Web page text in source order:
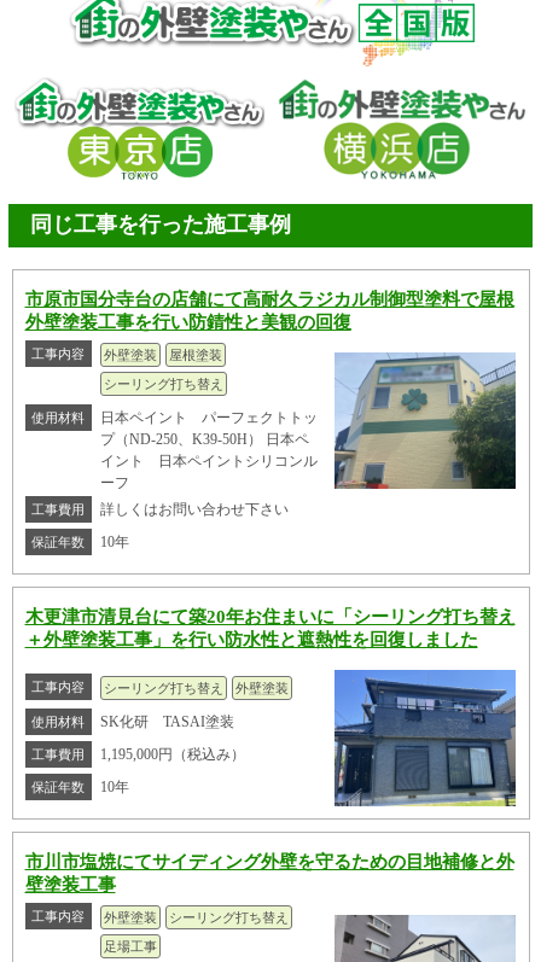
同じ工事を行った施工事例
市原市国分寺台の店舗にて高耐久ラジカル制御型塗料で屋根
外壁塗装工事を行い防錆性と美観の回復
工事内容 外壁塗装
屋根塗装
シーリング打ち替え
使用材料
日本ペイント パーフェクトトッ
プ（ND-250、K39-50H） 日本ペ
イント 日本ペイントシリコンル
ーフ
工事費用 詳しくはお問い合わせ下さい
保証年数 10年
木更津市清見台にて築20年お住まいに「シーリング打ち替え
＋外壁塗装工事」を行い防水性と遮熱性を回復しました
工事内容 シーリング打ち替え 外壁塗装
使用材料 SK化研 TASAI塗装
工事費用 1,195,000円（税込み）
保証年数 10年
市川市塩焼にてサイディング外壁を守るための目地補修と外
壁塗装工事
工事内容 外壁塗装
シーリング打ち替え
足場工事